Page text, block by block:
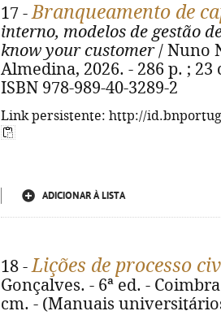
17 -Branqueamento de
interno, modelos de gestão
know your customer/ Nuno
Almedina, 2026. - 286 p. ;
ISBN 978-989-40-3289-2
Link persistente: http://
ADICIONAR À LISTA
18 -Lições de processo
Gonçalves. - 6ª ed. -
cm. - (Manuais